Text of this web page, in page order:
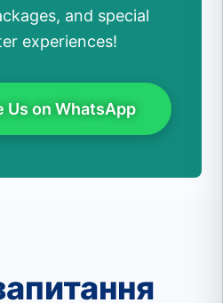
and special
experiences!
Us on WhatsApp